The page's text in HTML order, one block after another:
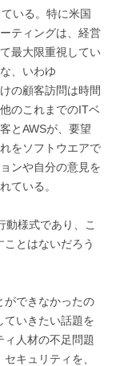
いる。特に米国
ティングは、経営
最大限重視してい
、いわゆ
の顧客訪問は時間
のこれまでのITベ
とAWSが、要望
をソフトウエアで
ンや自分の意見を
ている。
動様式であり、こ
とはないだろう
ができなかったの
ていきたい話題を
ィ人材の不足問題
キュリティを、